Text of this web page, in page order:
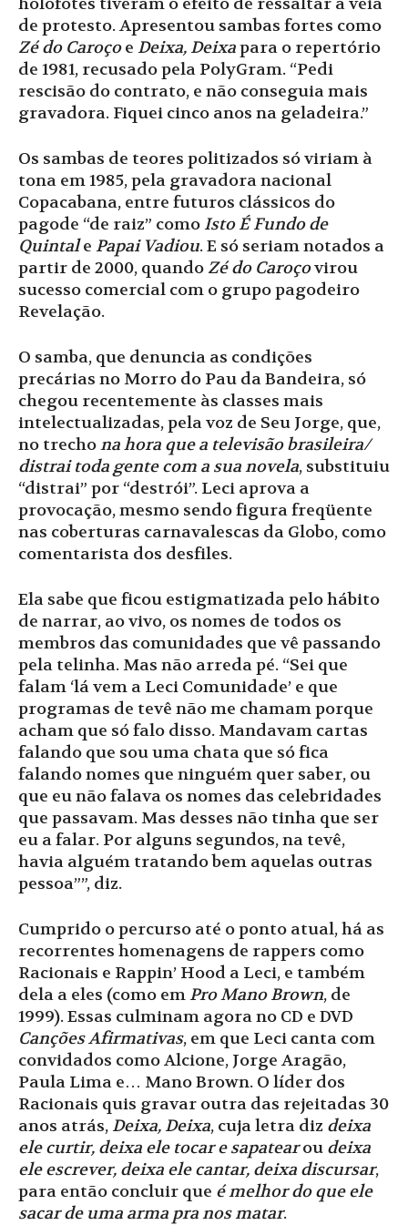
de protesto. Apresentou sambas fortes como
Zé do Caroçoe Deixa, Deixapara o repertório
de 1981, recusado pela PolyGram. “Pedi
rescisão do contrato, e não conseguia mais
gravadora. Fiquei cinco anos na geladeira.”
Os sambas de teores politizados só viriam à
tona em 1985, pela gravadora nacional
Copacabana, entre futuros clássicos do
pagode “de raiz” como Isto É Fundo de
Quintale Papai Vadiou. E só seriam notados a
partir de 2000, quando Zé do Caroçovirou
sucesso comercial com o grupo pagodeiro
Revelação.
O samba, que denuncia as condições
precárias no Morro do Pau da Bandeira, só
chegou recentemente às classes mais
intelectualizadas, pela voz de Seu Jorge, que,
no trechona hora que a televisão brasileira/
distrai toda gente com a sua novela, substituiu
“distrai” por “destrói”. Leci aprova a
provocação, mesmo sendo figura freqüente
nas coberturas carnavalescas da Globo, como
comentarista dos desfiles.
Ela sabe que ficou estigmatizada pelo hábito
de narrar, ao vivo, os nomes de todos os
membros das comunidades que vê passando
pela telinha. Mas não arreda pé. “Sei que
falam ‘lá vem a Leci Comunidade’ e que
programas de tevê não me chamam porque
acham que só falo disso. Mandavam cartas
falando que sou uma chata que só fica
falando nomes que ninguém quer saber, ou
que eu não falava os nomes das celebridades
que passavam. Mas desses não tinha que ser
eu a falar. Por alguns segundos, na tevê,
havia alguém tratando bem aquelas outras
pessoa””, diz.
Cumprido o percurso até o ponto atual, há as
recorrentes homenagens de rappers como
Racionais e Rappin’ Hood a Leci, e também
dela a eles (como em Pro Mano Brown, de
1999). Essas culminam agora no CD e DVD
Canções Afirmativas, em que Leci canta com
convidados como Alcione, Jorge Aragão,
Paula Lima e… Mano Brown. O líder dos
Racionais quis gravar outra das rejeitadas 30
anos atrás, Deixa, Deixa, cuja letra diz deixa
ele curtir, deixa ele tocar e sapatearou deixa
ele escrever, deixa ele cantar, deixa discursar,
para então concluir que é melhor do que ele
sacar de uma arma pra nos matar.